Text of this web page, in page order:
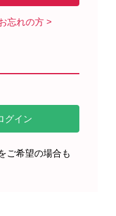
んの年代は8歳から70
植は若い方も多いの
ありますが、世界一
で徐々に増えてい
5年生存率も生着率も
です。
忘れの方
ご希望の場合も